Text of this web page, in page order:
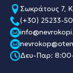
Σωκράτους 7,
(+30) 25233-
Δευ-Παρ: